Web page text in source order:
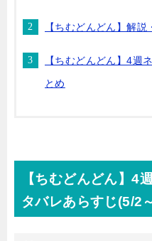
【ちむどんどん】解
【ちむどんどん】4週
とめ
【ちむどんどん】4
タバレあらすじ(5/2